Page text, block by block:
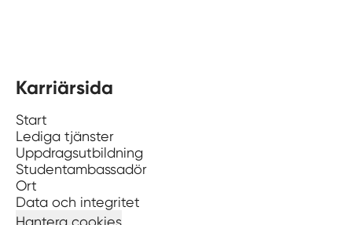
Karriärsida
Start
Lediga tjänster
Uppdragsutbildning
Studentambassadör
Ort
Data och integritet
Hantera cookies